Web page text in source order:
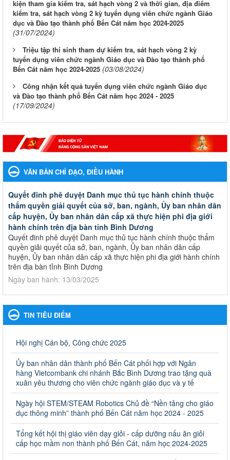
kiện tham gia kiểm tra, sát hạch vòng 2 và thời gian, địa điểm
kiểm tra, sát hạch vòng 2 kỳ tuyển dụng viên chức ngành Giáo
dục và Đào tạo thành phố Bến Cát năm học 2024-2025
(31/07/2024)
Triệu tập thí sinh tham dự kiểm tra, sát hạch vòng 2 kỳ
tuyển dụng viên chức ngành Giáo dục và Đào tạo thành phố
Bến Cát năm học 2024-2025 (03/08/2024)
Công nhận kết quả tuyển dụng viên chức ngành Giáo dục
và Đào tạo thành phố Bến Cát năm học 2024 - 2025
(17/09/2024)
VĂN BẢN CHỈ ĐẠO, ĐIỀU HÀNH
Quyết đinh phê duyệt Danh mục thủ tục hành chính thuộc
thẩm quyền giải quyết của sở, ban, ngành, Ủy ban nhân dân
cấp huyện, Ủy ban nhân dân cấp xã thực hiện phi địa giới
hành chính trên địa bàn tỉnh Bình Dương
Quyết đinh phê duyệt Danh mục thủ tục hành chính thuộc thẩm
quyền giải quyết của sở, ban, ngành, Ủy ban nhân dân cấp
huyện, Ủy ban nhân dân cấp xã thực hiện phi địa giới hành chính
trên địa bàn tỉnh Bình Dương
Ngày ban hành: 13/03/2025
Kế hoạch Phổ biến, giáo dục pháp luật năm 2025 của ngành
Giáo dục và Đào tạo thành phố Bến Cát
Kế hoạch Phổ biến, giáo dục pháp luật năm 2025 của ngành
Ngày ban hành: 28/02/2025
Quyết định công bố thủ tục hành chính bị bãi bỏ trong lĩnh
vực giáo dục đào tạo thuộc hệ giáo dục quốc dân và cơ sở
giáo dục khác thuộc thẩm quyền giải quyết của Sở Giáo dục
và Đào tạo, Ủy ban nhân dân cấp huyện
Quyết định công bố thủ tục hành chính bị bãi bỏ trong lĩnh vực
giáo dục đào tạo thuộc hệ giáo dục quốc dân và cơ sở giáo dục
khác thuộc thẩm quyền giải quyết của Sở Giáo dục và Đào tạo,
Ủy ban nhân dân cấp huyện
Ngày ban hành: 30/09/2024
TIN TIÊU ĐIỂM
Hội nghị Cán bộ, Công chức 2025
Ủy ban nhân dân thành phố Bến Cát phối hợp với Ngân
hàng Vietcombank chi nhánh Bắc Bình Dương trao tặng quà
xuân yêu thương cho viên chức ngành giáo dục và y tế
Ngày hội STEM/STEAM Robotics Chủ đề “Nền tảng cho giáo
dục thông minh” thành phố Bến Cát năm học 2024 - 2025
Tổng kết hội thị giáo viên dạy giỏi - cấp dưỡng nấu ăn giỏi
cấp học mầm non thành phố Bến Cát, năm học 2024-2025